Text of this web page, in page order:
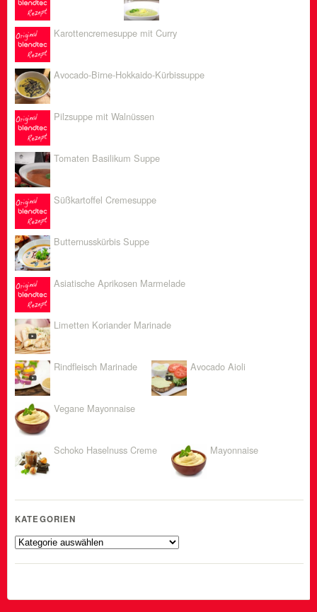
Karottencremesuppe mit Curry
Avocado-Birne-Hokkaido-Kürbissuppe
Pilzsuppe mit Walnüssen
Tomaten Basilikum Suppe
Süßkartoffel Cremesuppe
Butternusskürbis Suppe
Asiatische Aprikosen Marmelade
Limetten Koriander Marinade
Rindfleisch Marinade Avocado Aioli
Vegane Mayonnaise
Schoko Haselnuss Creme Mayonnaise
KATEGORIEN
Kategorien